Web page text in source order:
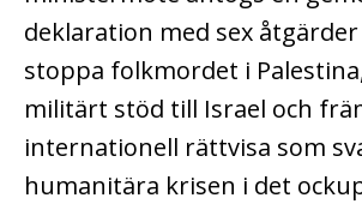
deklaration med sex
stoppa folkmordet i
militärt stöd till Israel och
internationell rättvisa som
humanitära krisen i det